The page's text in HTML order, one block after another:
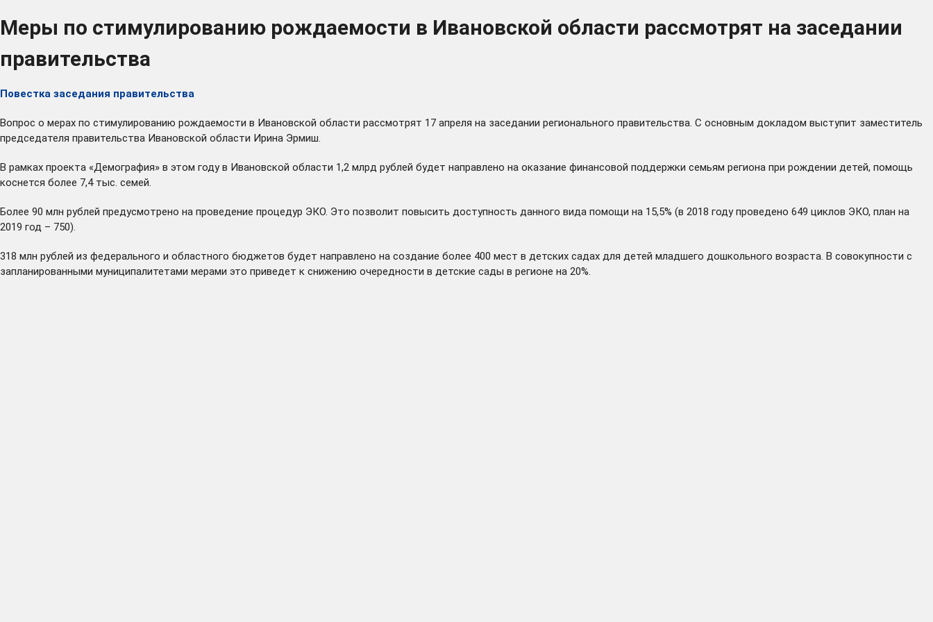
Меры по стимулированию рождаемости в Ивановской области рассмотрят на заседании
правительства
Повестка заседания правительства
Вопрос о мерах по стимулированию рождаемости в Ивановской области рассмотрят 17 апреля на заседании регионального правительства. С основным докладом выступит заместитель
председателя правительства Ивановской области Ирина Эрмиш.
В рамках проекта «Демография» в этом году в Ивановской области 1,2 млрд рублей будет направлено на оказание финансовой поддержки семьям региона при рождении детей, помощь
коснется более 7,4 тыс. семей.
Более 90 млн рублей предусмотрено на проведение процедур ЭКО. Это позволит повысить доступность данного вида помощи на 15,5% (в 2018 году проведено 649 циклов ЭКО, план на
2019 год – 750).
318 млн рублей из федерального и областного бюджетов будет направлено на создание более 400 мест в детских садах для детей младшего дошкольного возраста. В совокупности с
запланированными муниципалитетами мерами это приведет к снижению очередности в детские сады в регионе на 20%.